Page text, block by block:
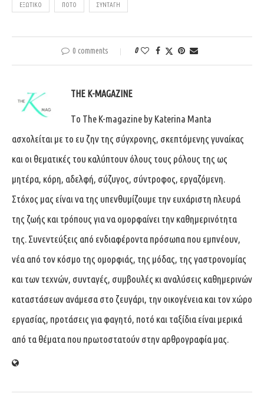
ΕΞΩΤΙΚΌ ΠΟΤΌ ΣΥΝΤΑΓΉ
0 comments 0
THE K-MAGAZINE
Tο The K-magazine by Katerina Manta
ασχολείται με το ευ ζην της σύγχρονης, σκεπτόμενης γυναίκας
και οι θεματικές του καλύπτουν όλους τους ρόλους της ως
μητέρα, κόρη, αδελφή, σύζυγος, σύντροφος, εργαζόμενη.
Στόχος μας είναι να της υπενθυμίζουμε την ευχάριστη πλευρά
της ζωής και τρόπους για να ομορφαίνει την καθημερινότητα
της. Συνεντεύξεις από ενδιαφέροντα πρόσωπα που εμπνέουν,
νέα από τον κόσμο της ομορφιάς, της μόδας, της γαστρονομίας
και των τεχνών, συνταγές, συμβουλές κι αναλύσεις καθημερινών
καταστάσεων ανάμεσα στο ζευγάρι, την οικογένεια και τον χώρο
εργασίας, προτάσεις για φαγητό, ποτό και ταξίδια είναι μερικά
από τα θέματα που πρωτοστατούν στην αρθρογραφία μας.